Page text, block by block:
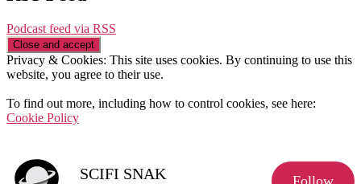
Podcast feed via RSS
Privacy & Cookies: This site uses cookies. By continuing to use this
website, you agree to their use.
To find out more, including how to control cookies, see here:
Cookie Policy
SCIFI SNAK